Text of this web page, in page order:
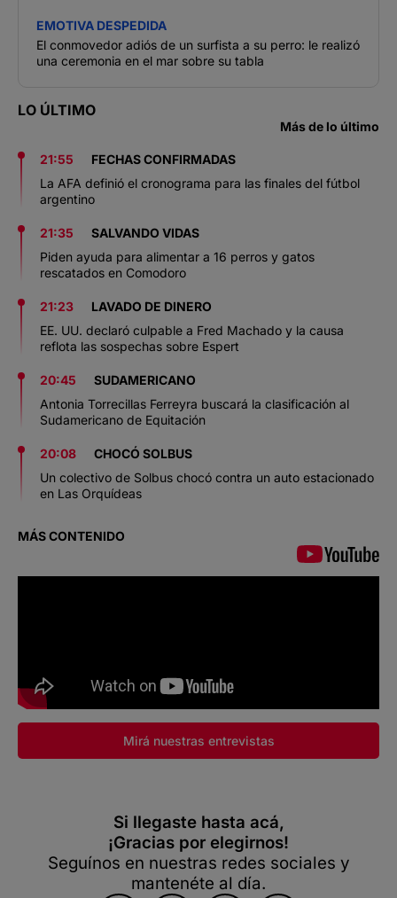
EMOTIVA DESPEDIDA
El conmovedor adiós de un surfista a su perro: le realizó
una ceremonia en el mar sobre su tabla
LO ÚLTIMO
Más de lo último
21:55
FECHAS CONFIRMADAS
La AFA definió el cronograma para las finales del fútbol
argentino
21:35
SALVANDO VIDAS
Piden ayuda para alimentar a 16 perros y gatos
rescatados en Comodoro
21:23
LAVADO DE DINERO
EE. UU. declaró culpable a Fred Machado y la causa
reflota las sospechas sobre Espert
20:45
SUDAMERICANO
Antonia Torrecillas Ferreyra buscará la clasificación al
Sudamericano de Equitación
20:08
CHOCÓ SOLBUS
Un colectivo de Solbus chocó contra un auto estacionado
en Las Orquídeas
MÁS CONTENIDO
Mirá nuestras entrevistas
Si llegaste hasta acá,
¡Gracias por elegirnos!
Seguínos en nuestras redes sociales y
mantenéte al día.